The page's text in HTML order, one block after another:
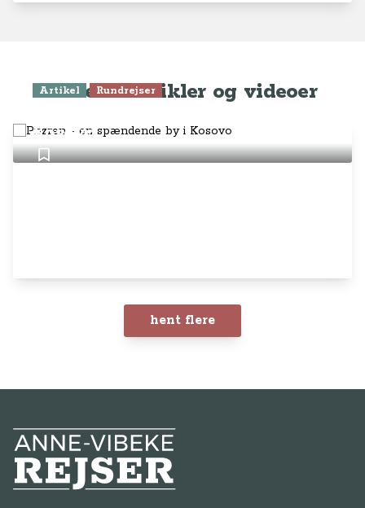
Seneste artikler og videoer
Artikel Rundrejser
Kosovo
hent flere
Anne-Vibeke Rejser